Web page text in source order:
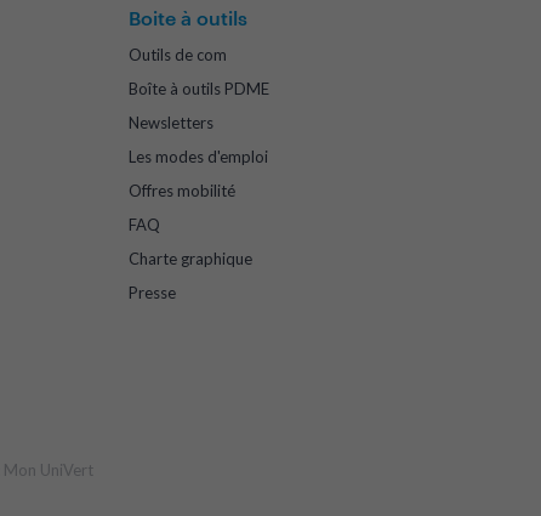
Boite à outils
Outils de com
Boîte à outils PDME
Newsletters
Les modes d'emploi
Offres mobilité
FAQ
Charte graphique
Presse
Mon UniVert